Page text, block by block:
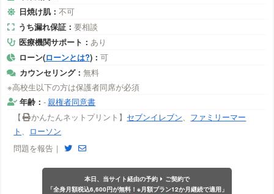
日焼け肌： 不可
うち漏れ保証： 要相談
医療機関サポート： あり
ローン(ローンとは?)： 可
カウンセリング： 無料
※高校生以下の方は保護者同席が必須
年齢：-親権者同意書
【
かんたんネットプリント】 セブンイレブン
ファミリーマー
ト
ローソン
問題を報告｜
本日、当サイト経由の予約
ご契約で
「全身月額税込6,600円が無料！※月額プラン12か月継続で適用」